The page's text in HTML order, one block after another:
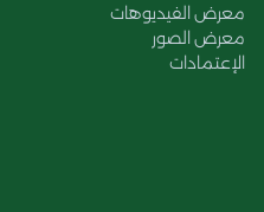
معرض الفيديوهات
معرض الصور
الإعتمادات